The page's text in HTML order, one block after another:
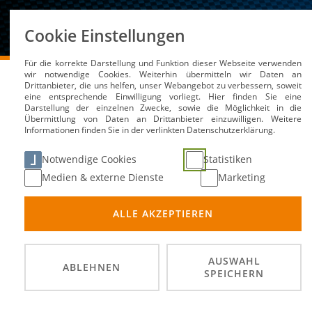
DMSB Medien / Service News
Erik Bachhuber sichert
15. Sep 2022
Cookie Einstellungen
Für die korrekte Darstellung und Funktion dieser Webseite verwenden
wir notwendige Cookies. Weiterhin übermitteln wir Daten an
Drittanbieter, die uns helfen, unser Webangebot zu verbessern, soweit
eine entsprechende Einwilligung vorliegt. Hier finden Sie eine
Darstellung der einzelnen Zwecke, sowie die Möglichkeit in die
Übermittlung von Daten an Drittanbieter einzuwilligen. Weitere
Informationen finden Sie in der verlinkten Datenschutzerklärung.
Notwendige Cookies
Statistiken
Medien & externe Dienste
Marketing
ALLE AKZEPTIEREN
ABLEHNEN
AUSWAHL
SPEICHERN